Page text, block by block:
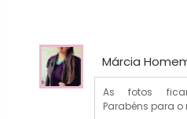
Márcia
As fotos
Parabéns para o